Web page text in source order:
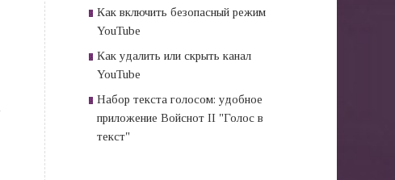
Как включить безопасный режим
YouTube
Как удалить или скрыть канал
YouTube
Набор текста голосом: удобное
приложение Войснот II "Голос в
текст"